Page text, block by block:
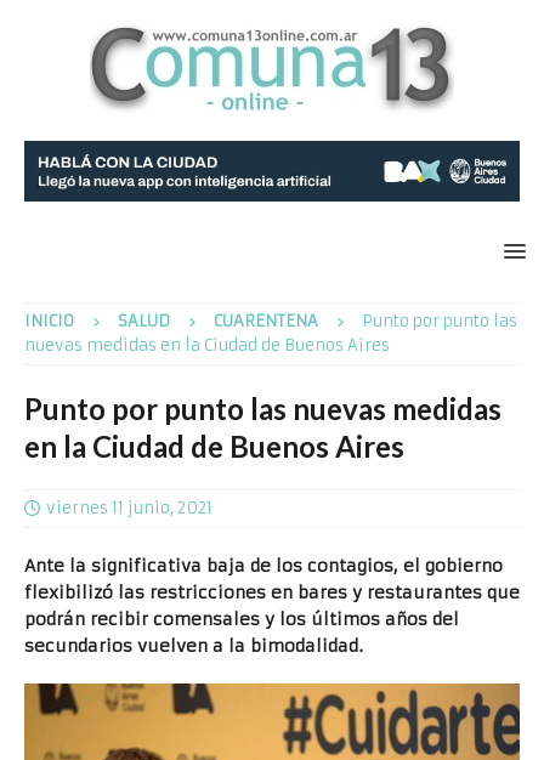
INICIO SALUD CUARENTENA
Punto por punto las
nuevas medidas en la Ciudad de Buenos Aires
Punto por punto las nuevas medidas
en la Ciudad de Buenos Aires
viernes 11 junio, 2021
Ante la significativa baja de los contagios, el gobierno
flexibilizó las restricciones en bares y restaurantes que
podrán recibir comensales y los últimos años del
secundarios vuelven a la bimodalidad.